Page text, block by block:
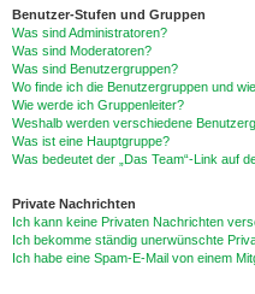
Benutzer-Stufen und Gruppen
Was sind Administratoren?
Was sind Moderatoren?
Was sind Benutzergruppen?
Wo finde ich die Benutzergruppen und
Wie werde ich Gruppenleiter?
Weshalb werden verschiedene
Was ist eine Hauptgruppe?
Was bedeutet der „Das Team“-Link auf
Private Nachrichten
Ich kann keine Privaten Nachrichten
Ich bekomme ständig unerwünschte
Ich habe eine Spam-E-Mail von einem